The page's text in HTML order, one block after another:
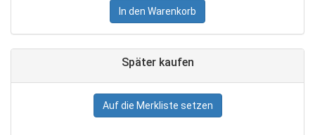
In den Warenkorb
Später kaufen
Auf die Merkliste setzen